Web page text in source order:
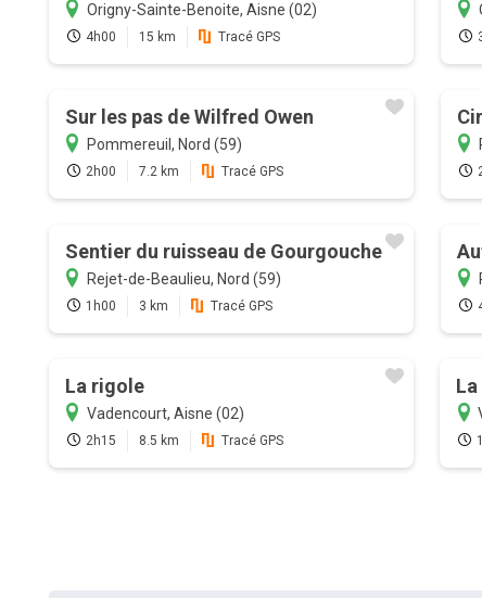
Origny-Sainte-Benoite, Aisne (02)
4h00 15 km Tracé GPS
Sur les pas de Wilfred Owen
Pommereuil, Nord (59)
2h00 7.2 km Tracé GPS
Sentier du ruisseau de Gourgouche
Rejet-de-Beaulieu, Nord (59)
1h00 3 km Tracé GPS
La rigole
Vadencourt, Aisne (02)
2h15 8.5 km Tracé GPS